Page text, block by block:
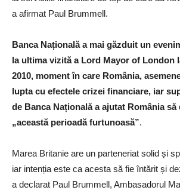
a afirmat Paul Brummell.
Banca Națională a mai găzduit un
la ultima vizită a Lord Mayor of London
2010, moment în care România,
lupta cu efectele crizei financiare, iar
de Banca Națională a ajutat România să
„această perioadă furtunoasă”.
Marea Britanie are un parteneriat solid și
iar intenția este ca acesta să fie întărit și
a declarat Paul Brummell, Ambasadorul